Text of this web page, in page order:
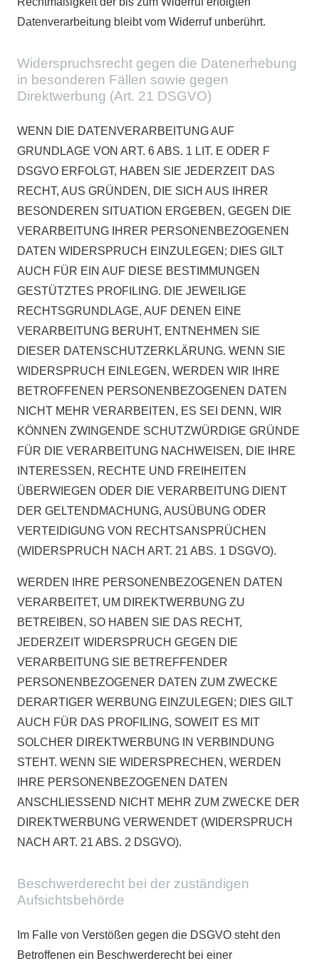
Datenverarbeitung bleibt vom Widerruf unberührt.
Widerspruchsrecht gegen die Datenerhebung
in besonderen Fällen sowie gegen
Direktwerbung (Art. 21 DSGVO)
WENN DIE DATENVERARBEITUNG AUF
GRUNDLAGE VON ART. 6 ABS. 1 LIT. E ODER F
DSGVO ERFOLGT, HABEN SIE JEDERZEIT DAS
RECHT, AUS GRÜNDEN, DIE SICH AUS IHRER
BESONDEREN SITUATION ERGEBEN, GEGEN DIE
VERARBEITUNG IHRER PERSONENBEZOGENEN
DATEN WIDERSPRUCH EINZULEGEN; DIES GILT
AUCH FÜR EIN AUF DIESE BESTIMMUNGEN
GESTÜTZTES PROFILING. DIE JEWEILIGE
RECHTSGRUNDLAGE, AUF DENEN EINE
VERARBEITUNG BERUHT, ENTNEHMEN SIE
DIESER DATENSCHUTZERKLÄRUNG. WENN SIE
WIDERSPRUCH EINLEGEN, WERDEN WIR IHRE
BETROFFENEN PERSONENBEZOGENEN DATEN
NICHT MEHR VERARBEITEN, ES SEI DENN, WIR
KÖNNEN ZWINGENDE SCHUTZWÜRDIGE GRÜNDE
FÜR DIE VERARBEITUNG NACHWEISEN, DIE IHRE
INTERESSEN, RECHTE UND FREIHEITEN
ÜBERWIEGEN ODER DIE VERARBEITUNG DIENT
DER GELTENDMACHUNG, AUSÜBUNG ODER
VERTEIDIGUNG VON RECHTSANSPRÜCHEN
(WIDERSPRUCH NACH ART. 21 ABS. 1 DSGVO).
WERDEN IHRE PERSONENBEZOGENEN DATEN
VERARBEITET, UM DIREKTWERBUNG ZU
BETREIBEN, SO HABEN SIE DAS RECHT,
JEDERZEIT WIDERSPRUCH GEGEN DIE
VERARBEITUNG SIE BETREFFENDER
PERSONENBEZOGENER DATEN ZUM ZWECKE
DERARTIGER WERBUNG EINZULEGEN; DIES GILT
AUCH FÜR DAS PROFILING, SOWEIT ES MIT
SOLCHER DIREKTWERBUNG IN VERBINDUNG
STEHT. WENN SIE WIDERSPRECHEN, WERDEN
IHRE PERSONENBEZOGENEN DATEN
ANSCHLIESSEND NICHT MEHR ZUM ZWECKE DER
DIREKTWERBUNG VERWENDET (WIDERSPRUCH
NACH ART. 21 ABS. 2 DSGVO).
Beschwerde­recht bei der zuständigen
Aufsichts­behörde
Im Falle von Verstößen gegen die DSGVO steht den
Betroffenen ein Beschwerderecht bei einer